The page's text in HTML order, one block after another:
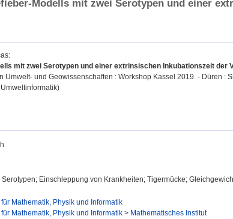
Modells mit zwei Serotypen und einer
:
mit zwei Serotypen und einer extrinsischen Inkubationszeit der
Umwelt- und Geowissenschaften : Workshop Kassel 2019. - Düren :
Einschleppung von Krankheiten; Tigermücke;
für Mathematik, Physik und Informatik
für Mathematik, Physik und Informatik > Mathematisches Institut